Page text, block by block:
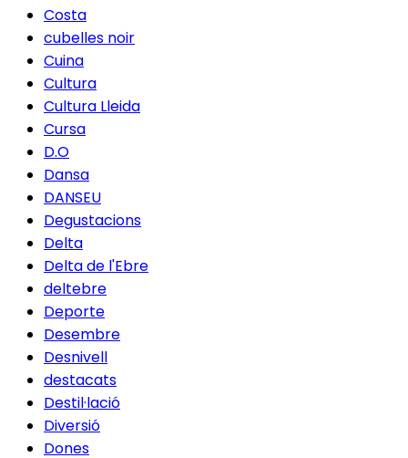
Costa
cubelles noir
Cuina
Cultura
Cultura Lleida
Cursa
D.O
Dansa
DANSEU
Degustacions
Delta
Delta de l'Ebre
deltebre
Deporte
Desembre
Desnivell
destacats
Destil·lació
Diversió
Dones